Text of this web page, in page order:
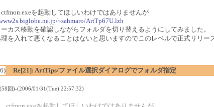
ctfmon.exeを起動してほしいわけではありませんが
~sahmaro/ArtTp67U.lzh
カス移動を確認しながらフォルダを切り替えるようにしてみました。
理を入れて悪くなることはないと思いますのでこのレベルで正式リリー
Re[21]: ArtTips/ファイル選択ダイアログでフォルダ指定
回)-(2006/01/31(Tue) 22:57:32)